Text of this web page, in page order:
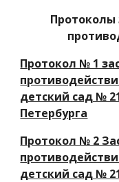
Протоколы
Протокол № 1
детский сад №
Петербурга
Протокол № 2
детский сад №